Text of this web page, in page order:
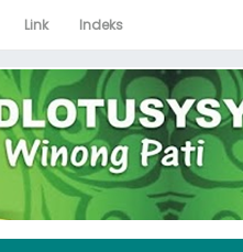
Link Indeks